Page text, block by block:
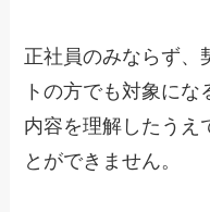
正社員のみならず、
トの方でも対象に
内容を理解したうえ
とができません。